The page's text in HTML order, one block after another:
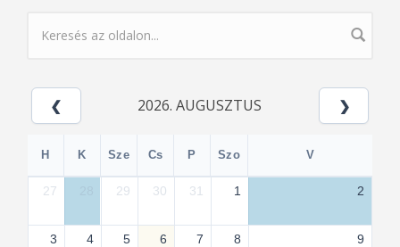
KERESÉS ŰRLAP
2026. AUGUSZTUS
H K Sze Cs P Szo V
27 29 30 31 1 2
3 4 5 6 7 8 9